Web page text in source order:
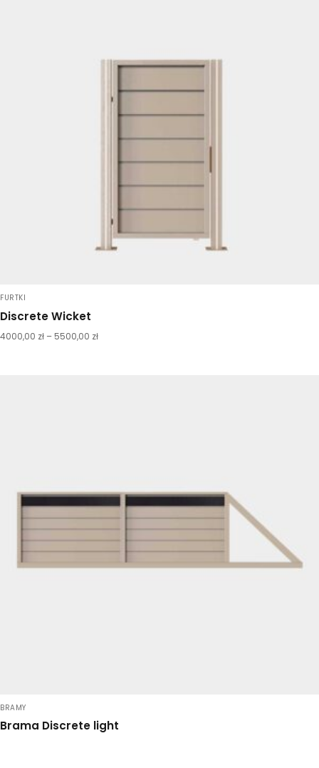
FURTKI
Discrete Wicket
4000,00 zł – 5500,00 zł
BRAMY
Brama Discrete light